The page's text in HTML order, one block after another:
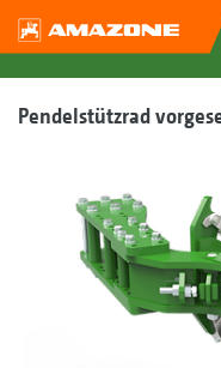
Pendelstützrad